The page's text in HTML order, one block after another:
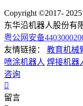
Copyright ©2017-
东华沿机器人股份有
粤公网安备
友情链接：
教育机械
喷涂机器人 焊接机器
咨询
留言